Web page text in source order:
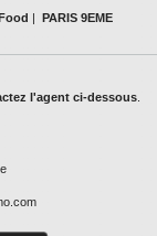
| PARIS 9EME
l'agent ci-dessous